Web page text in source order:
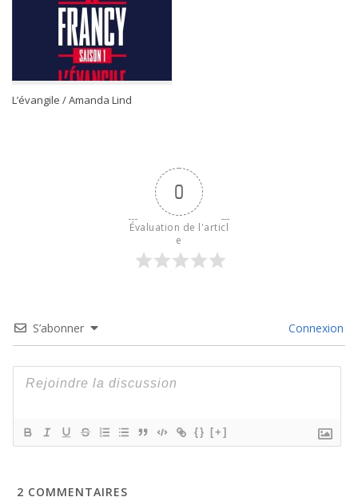
L’évangile / Amanda Lind
0
Évaluation de l'articl
e
S’abonner Connexion
{} [+]
2 COMMENTAIRES